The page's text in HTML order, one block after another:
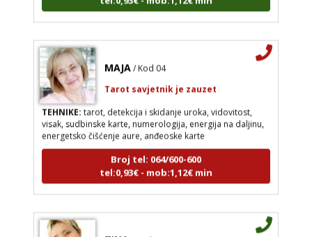
TEHNIKE:tarot, detekcija i skidanje uroka, vidovitost,
visak, sudbinske karte, numerologija, energija na daljinu,
energetsko čišćenje aure, anđeoske karte
Broj tel: 064/600-600
tel:0,93€ - mob:1,12€ min